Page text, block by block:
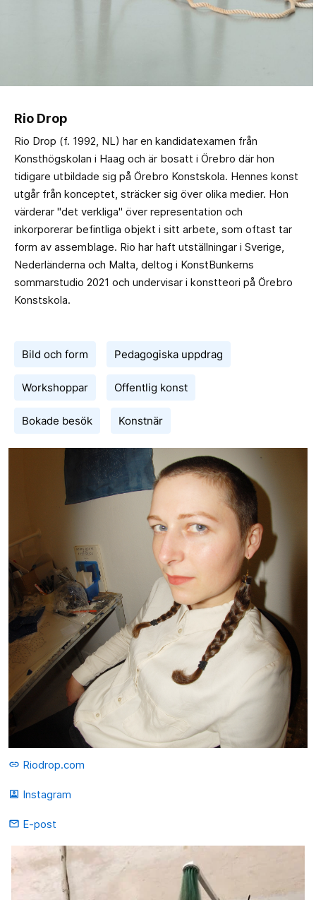
Rio Drop
Rio Drop (f. 1992, NL) har en kandidatexamen från
Konsthögskolan i Haag och är bosatt i Örebro där hon
tidigare utbildade sig på Örebro Konstskola. Hennes konst
utgår från konceptet, sträcker sig över olika medier. Hon
värderar "det verkliga" över representation och
inkorporerar befintliga objekt i sitt arbete, som oftast tar
form av assemblage. Rio har haft utställningar i Sverige,
Nederländerna och Malta, deltog i KonstBunkerns
sommarstudio 2021 och undervisar i konstteori på Örebro
Konstskola.
Bild och form Pedagogiska uppdrag
Workshoppar Offentlig konst
Bokade besök Konstnär
link Riodrop.com
portrait Instagram
mail E-post